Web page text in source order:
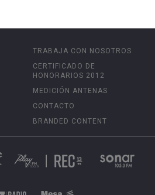
TRABAJA CON NOSOTROS
CERTIFICADO DE
HONORARIOS 2012
MEDICIÓN ANTENAS
CONTACTO
BRANDED CONTENT